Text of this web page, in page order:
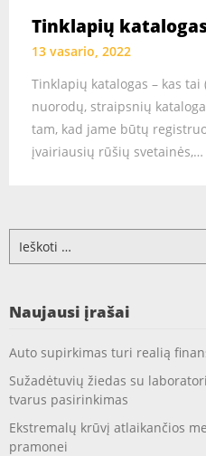
Tinklapių
13 vasario, 2022
Tinklapių katalogas – kas
nuorodų, straipsnių
tam, kad jame būtų
įvairiausių rūšių svetainės,…
Naujausi įrašai
Auto supirkimas turi realią
Sužadėtuvių žiedas su
tvarus pasirinkimas
Ekstremalų krūvį atlaikančios
pramonei